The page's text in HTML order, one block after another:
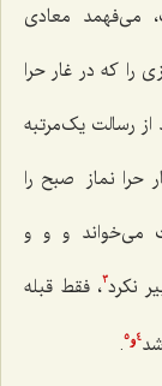
می‌فهمد معادی
که در غار حرا
از رسالت یک‌مرتبه
حرا نماز صبح را
می‌خواند و و و
نکرد3، فقط قبله
4و5
.